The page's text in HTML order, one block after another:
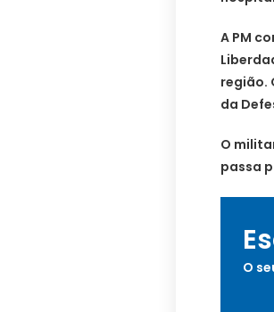
A PM
região.
da
O
passa
O